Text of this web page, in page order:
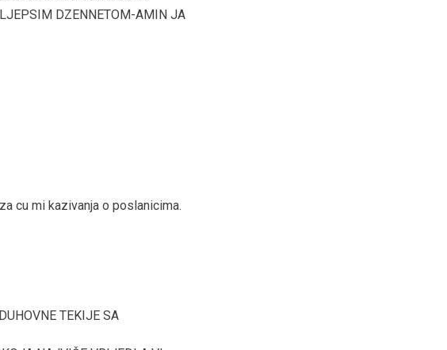
DZENNETOM-AMIN JA
cu mi kazivanja o poslanicima.
TEKIJE SA